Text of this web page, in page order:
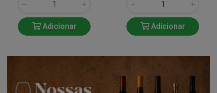
Adicionar Adicionar